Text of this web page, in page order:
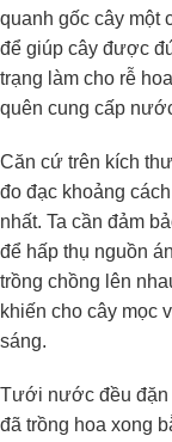
quanh gốc cây một
để giúp cây được
trạng làm cho rễ
quên cung cấp
Căn cứ trên kích
đo đạc khoảng
nhất. Ta cần đảm
để hấp thụ nguồn
trồng chồng lên
khiến cho cây mọc
sáng.
Tưới nước đều đặn
đã trồng hoa xong